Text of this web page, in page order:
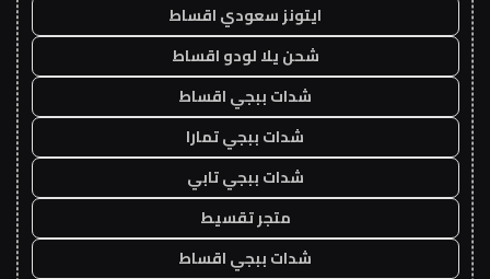
ايتونز سعودي اقساط
شحن يلا لودو اقساط
شدات ببجي اقساط
شدات ببجي تمارا
شدات ببجي تابي
متجر تقسيط
شدات ببجي اقساط